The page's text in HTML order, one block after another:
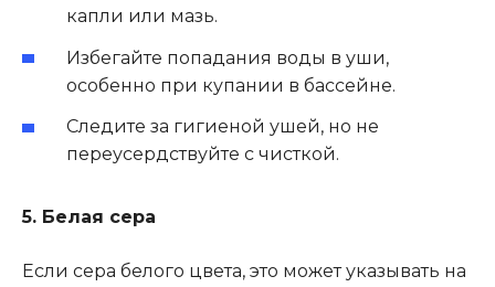
капли или мазь.
Избегайте попадания воды в уши,
особенно при купании в бассейне.
Следите за гигиеной ушей, но не
переусердствуйте с чисткой.
5. Белая сера
Если сера белого цвета, это может указывать на